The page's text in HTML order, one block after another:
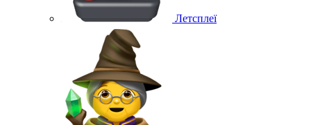
Летсплеї